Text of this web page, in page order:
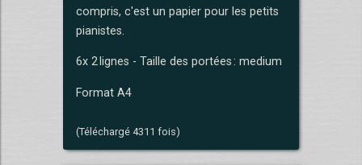
compris, c'est un papier pour les petits
pianistes.
6x 2 lignes - Taille des portées : medium
Format A4
(Téléchargé 4311 fois)